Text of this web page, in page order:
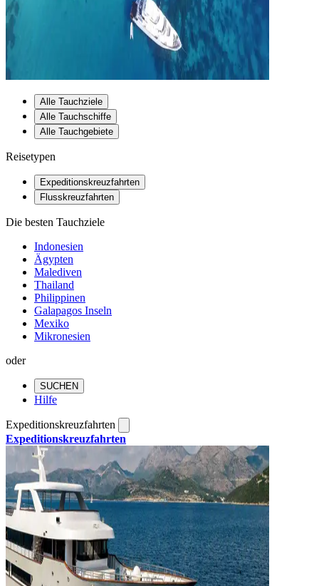
Alle Tauchziele
Alle Tauchschiffe
Alle Tauchgebiete
Reisetypen
Expeditionskreuzfahrten
Flusskreuzfahrten
Die besten Tauchziele
Indonesien
Ägypten
Malediven
Thailand
Philippinen
Galapagos Inseln
Mexiko
Mikronesien
oder
SUCHEN
Hilfe
Expeditionskreuzfahrten
Expeditionskreuzfahrten